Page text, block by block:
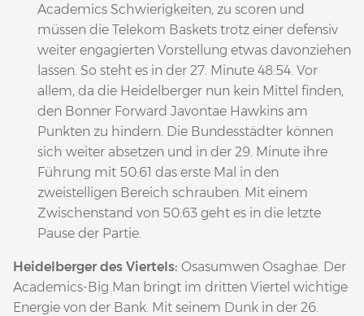
Academics Schwierigkeiten, zu scoren und
müssen die Telekom Baskets trotz einer defensiv
weiter engagierten Vorstellung etwas davonziehen
lassen. So steht es in der 27. Minute 48:54. Vor
allem, da die Heidelberger nun kein Mittel finden,
den Bonner Forward Javontae Hawkins am
Punkten zu hindern. Die Bundesstädter können
sich weiter absetzen und in der 29. Minute ihre
Führung mit 50:61 das erste Mal in den
zweistelligen Bereich schrauben. Mit einem
Zwischenstand von 50:63 geht es in die letzte
Pause der Partie.
Heidelberger des Viertels: Osasumwen Osaghae. Der
Academics-Big Man bringt im dritten Viertel wichtige
Energie von der Bank. Mit seinem Dunk in der 26.